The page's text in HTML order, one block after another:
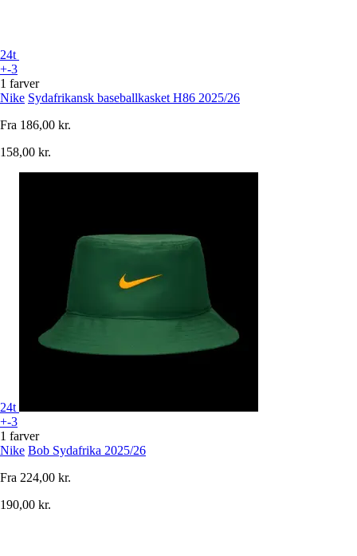
24t
+-3
1 farver
Nike Sydafrikansk baseballkasket H86 2025/26
Fra 186,00 kr.
158,00 kr.
24t
+-3
1 farver
Nike Bob Sydafrika 2025/26
Fra 224,00 kr.
190,00 kr.